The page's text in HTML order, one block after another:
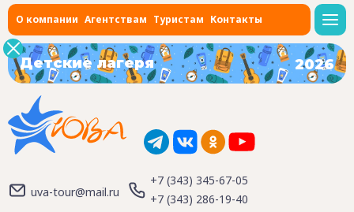
О компании Агентствам Туристам Контакты
Детские лагеря 2026
uva-tour@mail.ru
+7 (343) 345-67-05
+7 (343) 286-19-40